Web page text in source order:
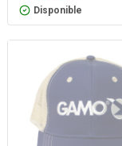
Disponible